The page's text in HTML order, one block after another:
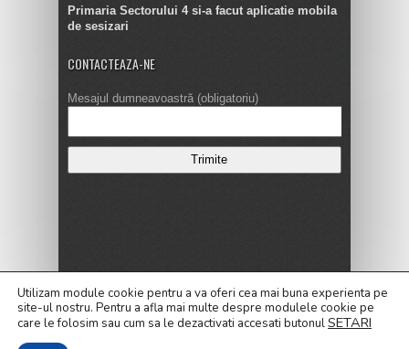
Primaria Sectorului 4 si-a facut aplicatie mobila
de sesizari
CONTACTEAZA-NE
Mesajul dumneavoastră (obligatoriu)
Copyright © 2016
ALEGERI LOCALE 2020
Alegeri Prezidentiale 2019
Cele mai noi Stiri
Contact Dezvaluiri Editorial
Galerie
Utilizam module cookie pentru a va oferi cea mai buna experienta pe
site-ul nostru. Pentru a afla mai multe despre modulele cookie pe
care le folosim sau cum sa le dezactivati accesati butonulSETARI